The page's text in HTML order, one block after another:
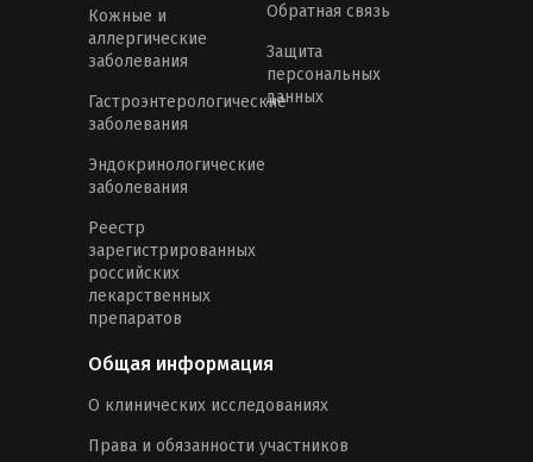
Кожные и
аллергические
заболевания
Гастроэнтерологические
заболевания
Эндокринологические
заболевания
Реестр
зарегистрированных
российских
лекарственных
препаратов
Обратная связь
Защита
персональных
данных
Общая информация
О клинических исследованиях
Права и обязанности участников